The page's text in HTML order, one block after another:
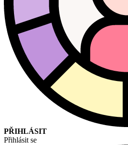
PŘIHLÁSIT
Přihlásit se